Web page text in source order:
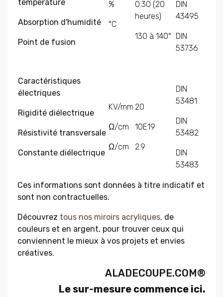
température
Absorption d'humidité
Point de fusion
%
°C
0.30 (20
heures)
130 à 140°
DIN
43495
DIN
53736
Caractéristiques
électriques
Rigidité diélectrique
Résistivité transversale
Constante diélectrique
KV/mm
Ω/cm
Ω/cm
20
10E19
2.9
DIN
53481
DIN
53482
DIN
53483
Ces informations sont données à titre indicatif et
sont non contractuelles.
Découvrez tous nos miroirs acryliques, de
couleurs et en argent, pour trouver ceux qui
conviennent le mieux à vos projets et envies
créatives.
ALADECOUPE.COM®
Le sur-mesure commence ici.